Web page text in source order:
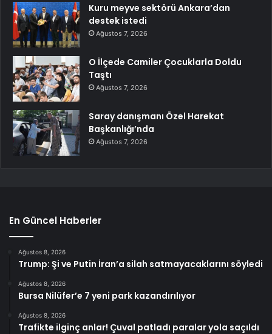
Kuru meyve sektörü Ankara’dan
destek istedi
Ağustos 7, 2026
O İlçede Camiler Çocuklarla Doldu
Taştı
Ağustos 7, 2026
Saray danışmanı Özel Harekat
Başkanlığı’nda
Ağustos 7, 2026
En Güncel Haberler
Ağustos 8, 2026
Trump: Şi ve Putin İran’a silah satmayacaklarını söyledi
Ağustos 8, 2026
Bursa Nilüfer’e 7 yeni park kazandırılıyor
Ağustos 8, 2026
Trafikte ilginç anlar! Çuval patladı paralar yola saçıldı